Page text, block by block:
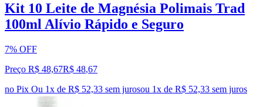
Kit 10 Leite de Magnésia Polimais Trad
100ml Alívio Rápido e Seguro
7% OFF
Preço R$ 48,67R$ 48,67
no Pix Ou 1x de R$ 52,33 sem jurosou 1x de R$ 52,33 sem juros